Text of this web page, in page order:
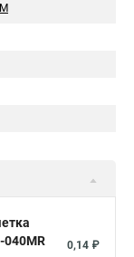
040MR
0,14 ₽